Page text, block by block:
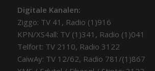
Digitale Kanalen:
Ziggo: TV 41, Radio (1)916
KPN/XS4all: TV (1)341, Radio (1)041
Telfort: TV 2110, Radio 3122
CaiwAy: TV 12/62, Radio 781/(1)867